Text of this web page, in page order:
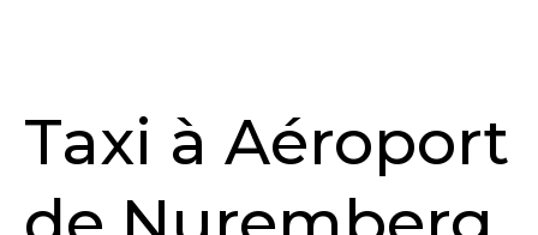
Taxi à Aéroport